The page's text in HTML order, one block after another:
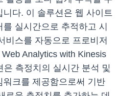
다. 이 솔루션은 웹 사이트
실시간으로 추적하고 시
비스를 자동으로 프로비저
Analytics with Kinesis
은 측정치의 실시간 분석 및
워크를 제공함으로써 기반